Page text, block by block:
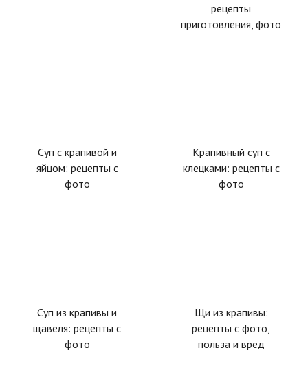
рецепты
приготовления, фото
Суп с крапивой и
яйцом: рецепты с
фото
Крапивный суп с
клецками: рецепты с
фото
Суп из крапивы и
щавеля: рецепты с
фото
Щи из крапивы:
рецепты с фото,
польза и вред